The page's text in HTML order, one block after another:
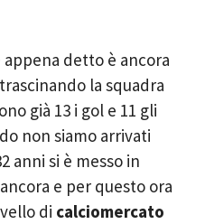
detto è ancora
la squadra
già 13 i gol e 11 gli
non siamo arrivati
anni si è messo in
e per questo ora
di calciomercato